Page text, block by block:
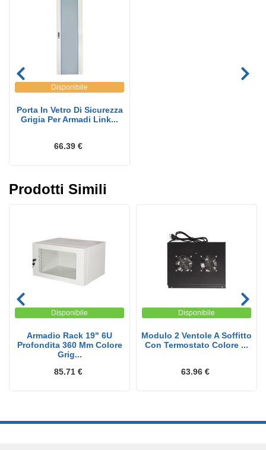
Disponibile
Porta In Vetro Di Sicurezza
Grigia Per Armadi Link...
66.39 €
Prodotti Simili
Disponibile
Armadio Rack 19" 6U
Profondita 360 Mm Colore
Grig...
85.71 €
Disponibile
Modulo 2 Ventole A Soffitto
Con Termostato Colore ...
63.96 €